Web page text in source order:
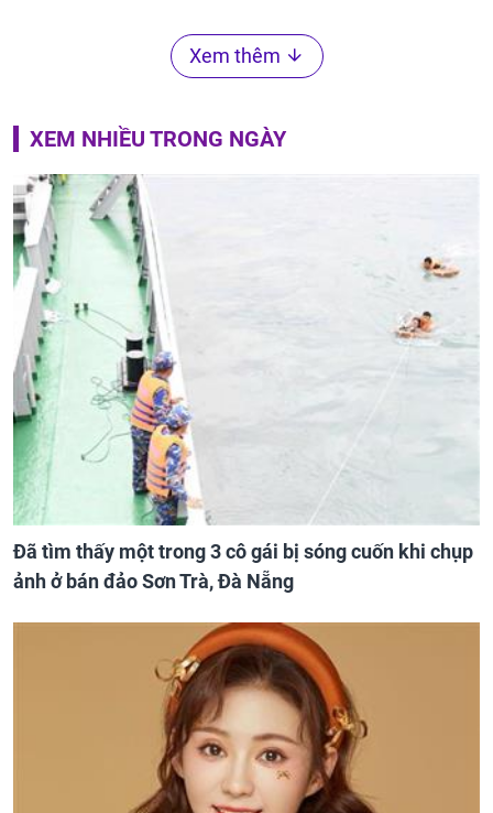
Xem thêm
XEM NHIỀU TRONG NGÀY
Đã tìm thấy một trong 3 cô gái bị sóng cuốn khi chụp
ảnh ở bán đảo Sơn Trà, Đà Nẵng